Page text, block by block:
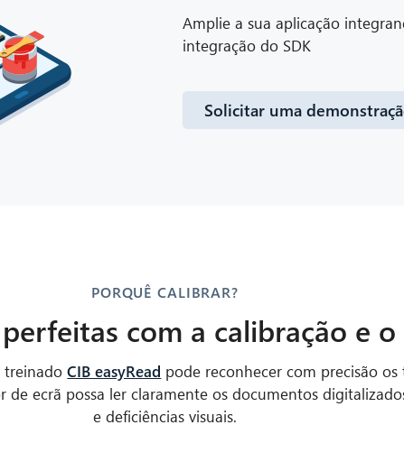
Amplie a sua aplicação
integração do SDK
Solicitar uma
PORQUÊ CALIBRAR?
com a calibração e o
treinadoCIB easyRead pode reconhecer com precisão
ecrã possa ler claramente os documentos
e deficiências visuais.